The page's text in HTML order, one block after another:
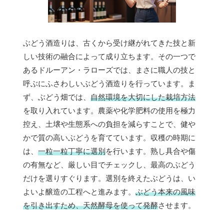
ぶどう酒造りは、古くから受け継がれてきた技と新
しい技術の融合によって成り立ちます。その一つで
あるドルーアン・ラローズでは、まさに職人の技と
呼ぶにふさわしいぶどう酒造りを行っています。ま
ず、ぶどう畑では、 自然環境を大切にした栽培方法
を取り入れています。農薬や化学肥料の使用を極力
控え、土壌や生態系への負担を減らすことで、健や
かで質の高いぶどうを育てています。収穫の時期に
は、 一粒一粒丁寧に選別を行います。熟し具合や傷
の有無など、厳しい目でチェックし、最高のぶどう
だけを選りすぐります。選別を終えたぶどうは、い
よいよ醸造の工程へと進みます。 ぶどう本来の風味
を引き出すため、天然酵母を使って発酵させます。